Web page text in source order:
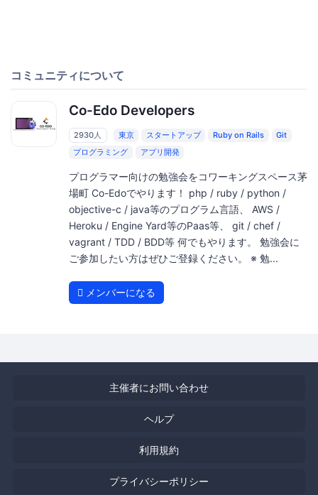
コミュニティについて
Co-Edo Developers
2930人 東京 スタートアップ Ruby on Rails
Git
プログラミング
アプリ開発
プログラマー向けの勉強会をコワーキングスペース茅
場町 Co-Edoでやります！ php / ruby / python /
objective-c / java等のプログラム言語、 AWS /
Heroku / Engine Yard等のPaas等、 git / chef /
vagrant / TDD / BDD等 何でもやります。 勉強会に
ご参加したい方はぜひご登録ください。 ※ 勉...
メンバーになる
主催者にお問い合わせ
ヘルプ
利用規約
プライバシーポリシー